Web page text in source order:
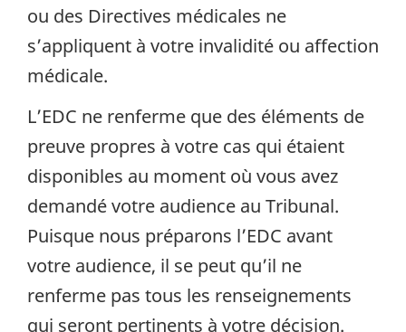
ou des Directives médicales ne
s’appliquent à votre invalidité ou affection
médicale.
L’EDC ne renferme que des éléments de
preuve propres à votre cas qui étaient
disponibles au moment où vous avez
demandé votre audience au Tribunal.
Puisque nous préparons l’EDC avant
votre audience, il se peut qu’il ne
renferme pas tous les renseignements
qui seront pertinents à votre décision.